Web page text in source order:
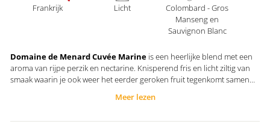
Domaine de Menard Cuvée Marine is een heerlijke blend met een
aroma van rijpe perzik en nectarine. Knisperend fris en licht ziltig van
smaak waarin je ook weer het eerder geroken fruit tegenkomt samen
afdronk verzorgt. Hierdoor is het zo'n fijne wijn om te drinken.
Meer lezen
Frankrijk Licht
Colombard - Gros
Manseng en
Sauvignon Blanc